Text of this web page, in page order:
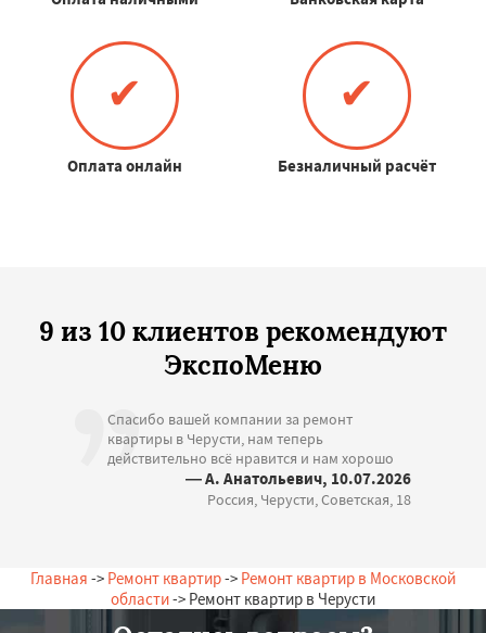
✔
Оплата онлайн
✔
Безналичный расчёт
9 из 10 клиентов рекомендуют
ЭкспоМеню
Спасибо вашей компании за ремонт
квартиры в Черусти, нам теперь
действительно всё нравится и нам хорошо
— А. Анатольевич, 10.07.2026
Россия, Черусти, Советская, 18
Главная -> Ремонт квартир-> Ремонт квартир в Московской
области-> Ремонт квартир в Черусти